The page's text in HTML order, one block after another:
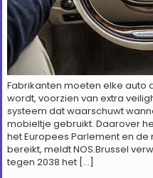
Fabrikanten moeten elke auto
wordt, voorzien van extra
systeem dat waarschuwt
mobieltje gebruikt. Daarover
het Europees Parlement en
bereikt, meldt NOS.Brussel
tegen 2038 het […]